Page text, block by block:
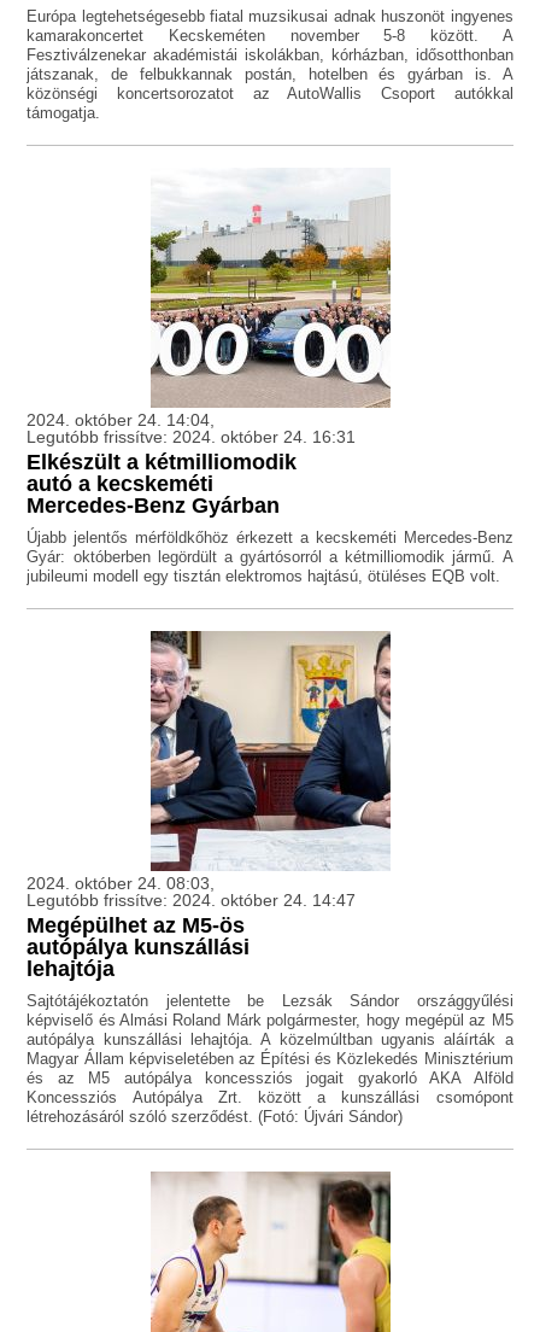
Európa legtehetségesebb fiatal muzsikusai adnak huszonöt ingyenes
kamarakoncertet Kecskeméten november 5-8 között. A
Fesztiválzenekar akadémistái iskolákban, kórházban, idősotthonban
játszanak, de felbukkannak postán, hotelben és gyárban is. A
közönségi koncertsorozatot az AutoWallis Csoport autókkal
támogatja.
2024. október 24. 14:04,
Legutóbb frissítve: 2024. október 24. 16:31
Elkészült a kétmilliomodik
autó a kecskeméti
Mercedes-Benz Gyárban
Újabb jelentős mérföldkőhöz érkezett a kecskeméti Mercedes-Benz
Gyár: októberben legördült a gyártósorról a kétmilliomodik jármű. A
jubileumi modell egy tisztán elektromos hajtású, ötüléses EQB volt.
2024. október 24. 08:03,
Legutóbb frissítve: 2024. október 24. 14:47
Megépülhet az M5-ös
autópálya kunszállási
lehajtója
Sajtótájékoztatón jelentette be Lezsák Sándor országgyűlési
képviselő és Almási Roland Márk polgármester, hogy megépül az M5
autópálya kunszállási lehajtója. A közelmúltban ugyanis aláírták a
Magyar Állam képviseletében az Építési és Közlekedés Minisztérium
és az M5 autópálya koncessziós jogait gyakorló AKA Alföld
Koncessziós Autópálya Zrt. között a kunszállási csomópont
létrehozásáról szóló szerződést. (Fotó: Újvári Sándor)